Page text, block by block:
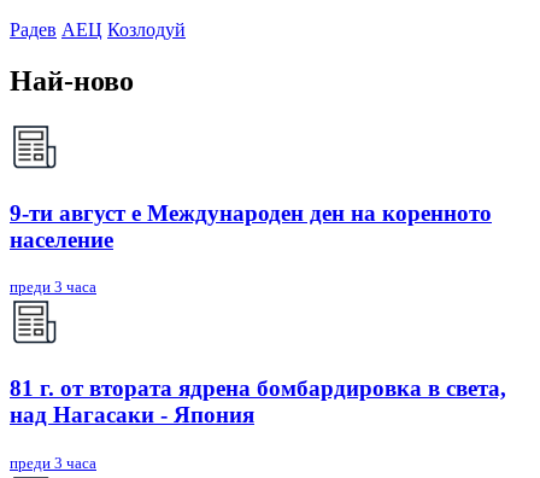
Радев АЕЦ Козлодуй
Най-ново
9-ти август е Международен ден на коренното
население
преди 3 часа
81 г. от втората ядрена бомбардировка в света,
над Нагасаки - Япония
преди 3 часа